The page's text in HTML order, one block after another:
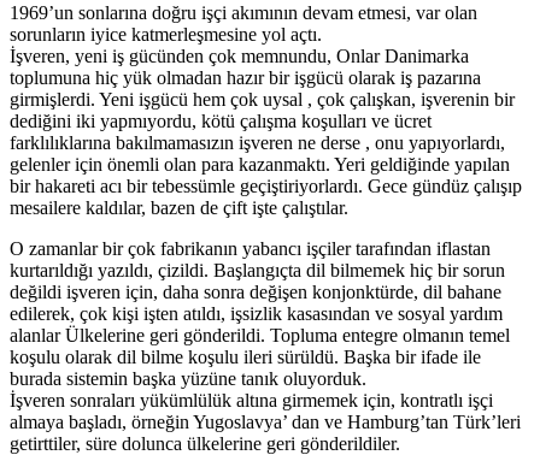
1969’un sonlarına doğru işçi akımının devam etmesi, var olan
sorunların iyice katmerleşmesine yol açtı.
İşveren, yeni iş gücünden çok memnundu, Onlar Danimarka
toplumuna hiç yük olmadan hazır bir işgücü olarak iş pazarına
girmişlerdi. Yeni işgücü hem çok uysal , çok çalışkan, işverenin bir
dediğini iki yapmıyordu, kötü çalışma koşulları ve ücret
farklılıklarına bakılmamasızın işveren ne derse , onu yapıyorlardı,
gelenler için önemli olan para kazanmaktı. Yeri geldiğinde yapılan
bir hakareti acı bir tebessümle geçiştiriyorlardı. Gece gündüz çalışıp
mesailere kaldılar, bazen de çift işte çalıştılar.
O zamanlar bir çok fabrikanın yabancı işçiler tarafından iflastan
kurtarıldığı yazıldı, çizildi. Başlangıçta dil bilmemek hiç bir sorun
değildi işveren için, daha sonra değişen konjonktürde, dil bahane
edilerek, çok kişi işten atıldı, işsizlik kasasından ve sosyal yardım
alanlar Ülkelerine geri gönderildi. Topluma entegre olmanın temel
koşulu olarak dil bilme koşulu ileri sürüldü. Başka bir ifade ile
burada sistemin başka yüzüne tanık oluyorduk.
İşveren sonraları yükümlülük altına girmemek için, kontratlı işçi
almaya başladı, örneğin Yugoslavya’ dan ve Hamburg’tan Türk’leri
getirttiler, süre dolunca ülkelerine geri gönderildiler.